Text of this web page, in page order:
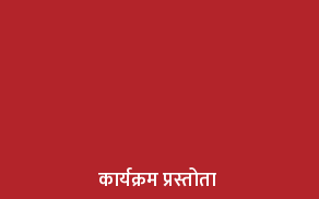
कार्यक्रम प्रस्तोता